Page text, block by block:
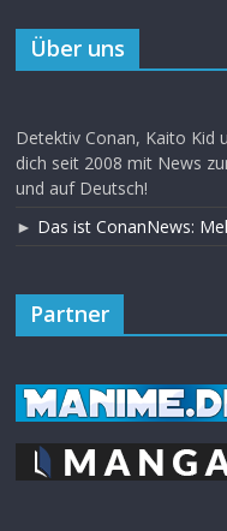
Über uns
Detektiv Conan, Kaito Kid
dich seit 2008 mit News
und auf Deutsch!
► Das ist ConanNews:
Partner